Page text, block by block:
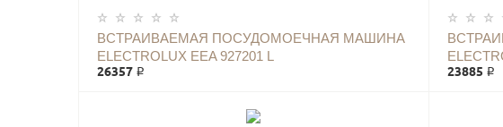
ВСТРАИВАЕМАЯ ПОСУДОМОЕЧНАЯ МАШИНА
ELECTROLUX EEA 927201 L
26357 ₽ 23885 ₽